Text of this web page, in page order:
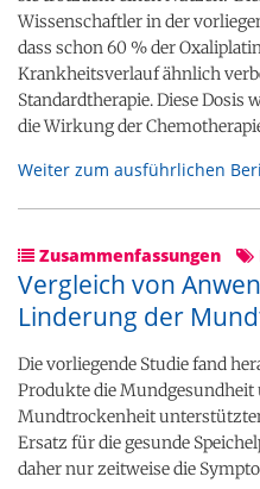
Wissenschaftler in der
dass schon 60 % der
Krankheitsverlauf ähnlich
Standardtherapie. Diese Dosis
die Wirkung der
Weiter zum ausführlichen
Zusammenfassungen
Vergleich von
Linderung der
Die vorliegende Studie fand
Produkte die
Mundtrockenheit
Ersatz für die gesunde
daher nur zeitweise die